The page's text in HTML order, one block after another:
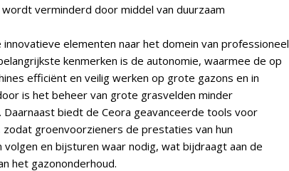
verminderd door middel van duurzaam
elementen naar het domein van professioneel
kenmerken is de autonomie, waarmee de op
efficiënt en veilig werken op grote gazons en in
is het beheer van grote grasvelden minder
biedt de Ceora geavanceerde tools voor
groenvoorzieners de prestaties van hun
volgen en bijsturen waar nodig, wat bijdraagt aan de
het gazononderhoud.